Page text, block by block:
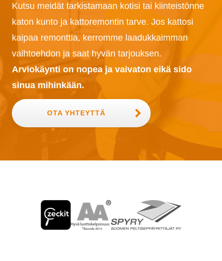
Kutsu meidät tarkistamaan kotisi tai kiinteistönne
katon kunto ja kattoremontin tarve. Jos kattosi
kaipaa remonttia, kerromme laadukkaimman
vaihtoehdon ja saat hyvän tarjouksen.
Arviokäynti on nopea ja vaivaton eikä sido
sinua mihinkään.
OTA YHTEYTTÄ